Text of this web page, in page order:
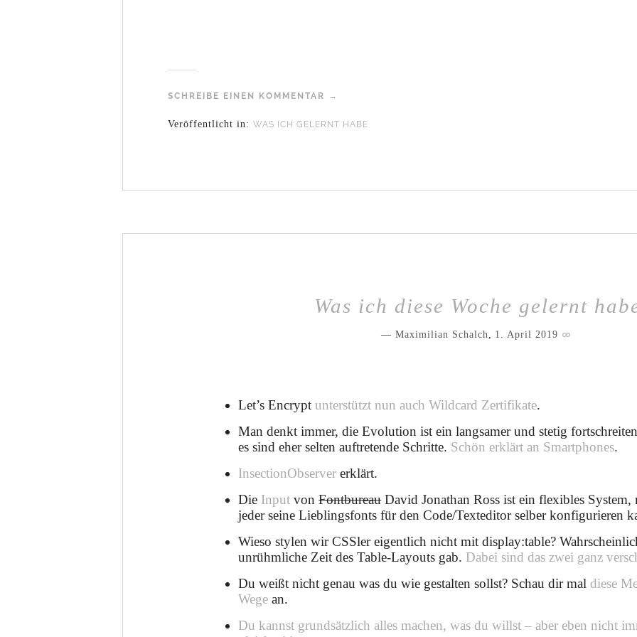
SCHREIBE EINEN KOMMENTAR →
Veröffentlicht in:WAS ICH GELERNT HABE
Was ich diese Woche gelernt
Maximilian Schalch, 1. April 2019
Let’s Encryptunterstützt nun auch Wildcard Zertifikate.
Man denkt immer, die Evolution ist ein langsamer und stetig
es sind eher selten auftretende Schritte. Schön erklärt an Smartphones.
InsectionObserver erklärt.
Die Input vonFontbureauDavid Jonathan Ross ist ein flexibles System,
jeder seine Lieblingsfonts für den Code/Texteditor selber konfigurieren
Wieso stylen wir CSSler eigentlich nicht mit display:table?
unrühmliche Zeit des Table-Layouts gab. Dabei sind das zwei ganz
Du weißt nicht genau was du wie gestalten sollst? Schau dir maldiese
Wege an.
Du kannst grundsätzlich alles machen, was du willst – aber eben nicht